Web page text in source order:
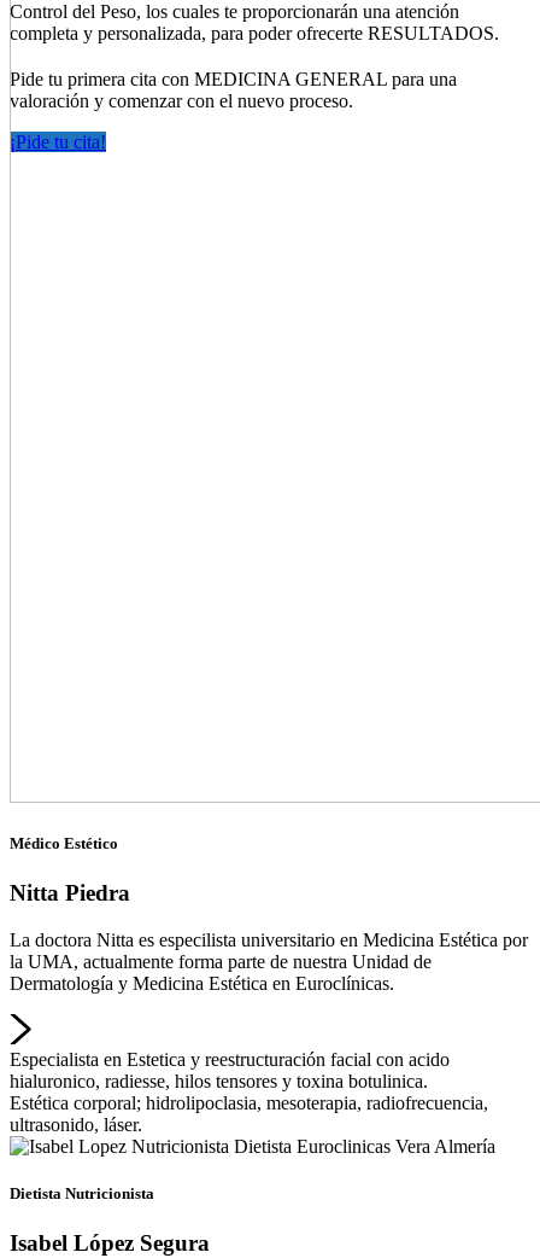
Control del Peso, los cuales te proporcionarán una atención
completa y personalizada, para poder ofrecerte RESULTADOS.
Pide tu primera cita con MEDICINA GENERAL para una
valoración y comenzar con el nuevo proceso.
¡Pide tu cita!
Médico Estético
Nitta Piedra
La doctora Nitta es especilista universitario en Medicina Estética por
la UMA, actualmente forma parte de nuestra Unidad de
Dermatología y Medicina Estética en Euroclínicas.
Especialista en Estetica y reestructuración facial con acido
hialuronico, radiesse, hilos tensores y toxina botulinica.
Estética corporal; hidrolipoclasia, mesoterapia, radiofrecuencia,
ultrasonido, láser.
Dietista Nutricionista
Isabel López Segura